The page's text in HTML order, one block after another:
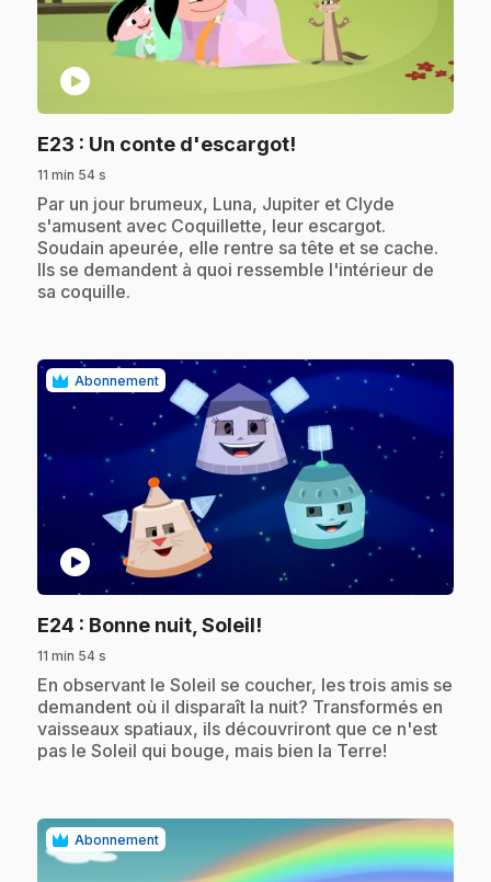
play_circle
E23 : Un conte d'escargot!
11 min 54 s
.Par un jour brumeux, Luna, Jupiter et Clyde
s'amusent avec Coquillette, leur escargot.
Soudain apeurée, elle rentre sa tête et se cache.
Ils se demandent à quoi ressemble l'intérieur de
sa coquille.
Abonnement
play_circle
E24 : Bonne nuit, Soleil!
11 min 54 s
.En observant le Soleil se coucher, les trois amis se
demandent où il disparaît la nuit? Transformés en
vaisseaux spatiaux, ils découvriront que ce n'est
pas le Soleil qui bouge, mais bien la Terre!
Abonnement